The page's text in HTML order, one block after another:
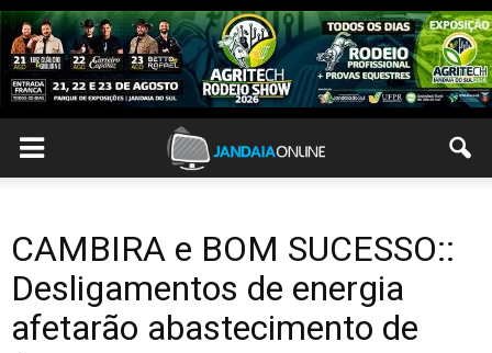
CAMBIRA e BOM SUCESSO::
Desligamentos de energia
afetarão abastecimento de